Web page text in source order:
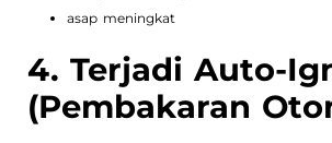
asap meningkat
4. Terjadi Auto-
(Pembakaran